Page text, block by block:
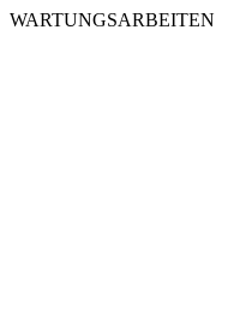
WARTUNGSARBEITEN